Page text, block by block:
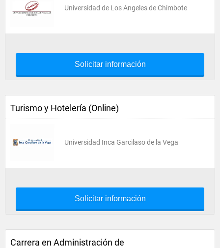
Universidad de Los Angeles de Chimbote
Solicitar información
Turismo y Hotelería (Online)
Universidad Inca Garcilaso de la Vega
Solicitar información
Carrera en Administración de